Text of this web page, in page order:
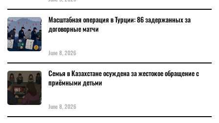
Масштабная операция в Турции: 86 задержанных за
договорные матчи
June 8, 2026
Семья в Казахстане осуждена за жестокое обращение с
приёмными детьми
June 8, 2026